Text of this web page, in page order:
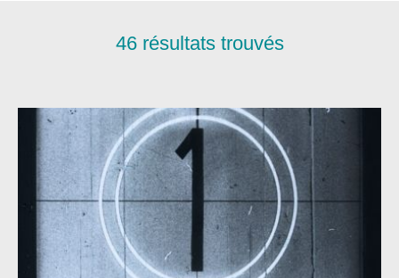
#AGRI-AGRO #ARCHITECTURE
#ASSURANCE #BANQUE
#BOUTEILLE À LA MER #BUSINESS
#CAMPAGNE MÉDIA
#CHIFFRES DE LA SEMAINE
46résultats trouvés